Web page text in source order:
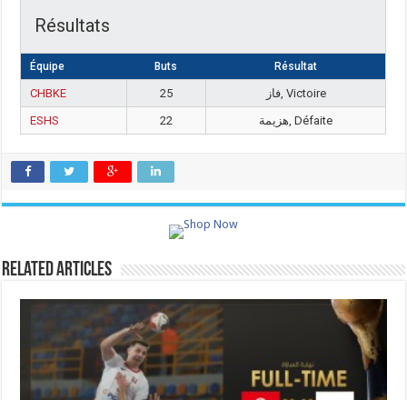
Résultats
Équipe Buts Résultat
CHBKE 25
فاز, Victoire
ESHS
22 هزيمة, Défaite
Related Articles